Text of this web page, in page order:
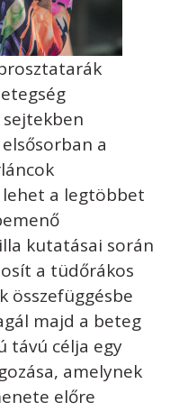
a
lehet a legtöbbet
kutatásai során
a tüdőrákos
összefüggésbe
majd a beteg
távú célja egy
amelynek
előre